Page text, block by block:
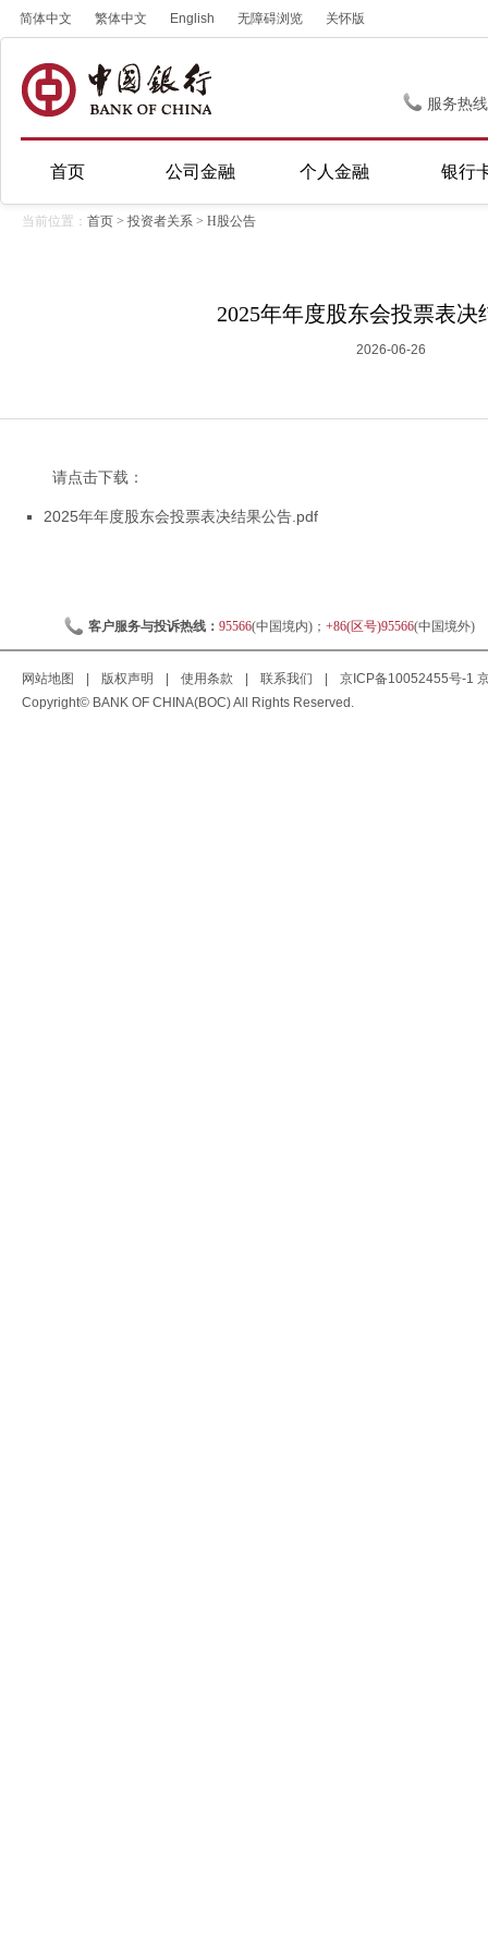
简体中文 繁体中文 English 无障碍浏览 关怀版
服务热
首页 公司金融 个人金融 银行
当前位置： 首页 > 投资者关系 > H股公告
2025年年度股东会投票表决
2026-06-26
请点击下载：
2025年年度股东会投票表决结果公告.pdf
客户服务与投诉热线： 95566(中国境内)； +86(区号)95566(中国境外)
网站地图 版权声明 使用条款 联系我们 京ICP备10052455号-1
Copyright© BANK OF CHINA(BOC) All Rights Reserved.